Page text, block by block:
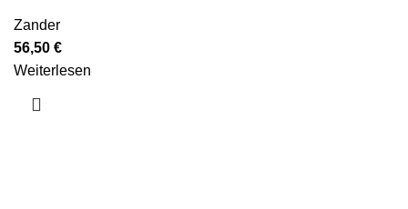
Zander
56,50 €
Weiterlesen